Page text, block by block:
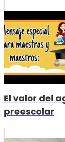
El valor del
preescolar